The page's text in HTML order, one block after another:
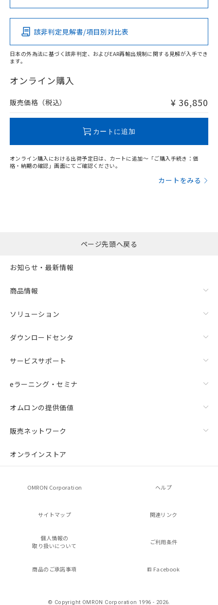
Pb Hg Cd Cr(VI)
O
在庫等で未対応品が混在する可能性があります。
問い合わせください。
この製品の規格認証/適合状況ページへ
その他の認証はこちらのページからご検索ください
該非判定見解書/項目別対比表
日本の外為法に基づく該非判定、およびEAR再輸出規制に関する見解が入手でき
ます。
オンライン購入
販売価格（税込） ¥ 36,850
カートに追加
オンライン購入における出荷予定日は、カートに追加～「ご購入手続き：価
格・納期の確認」画面にてご確認ください。
カートをみる
ページ先頭へ戻る
お知らせ・最新情報
商品情報
ソリューション
ダウンロードセンタ
サービスサポート
eラーニング・セミナ
オムロンの提供価値
販売ネットワーク
オンラインストア
OMRON Corporation ヘルプ
サイトマップ 関連リンク
個人情報の
取り扱いについて
ご利用条件
商品のご承諾事項 Facebook
© Copyright OMRON Corporation 1996 - 2026.